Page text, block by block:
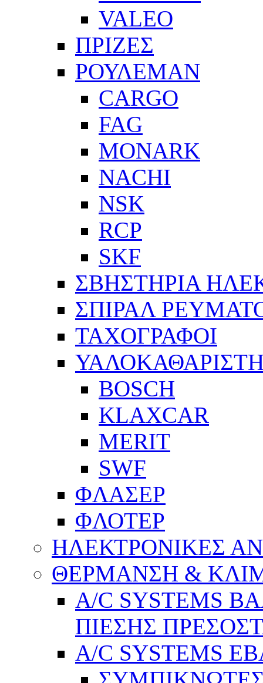
VALEO
ΠΡΙΖΕΣ
ΡΟΥΛΕΜΑΝ
CARGO
FAG
MONARK
NACHI
NSK
RCP
SKF
ΣΒΗΣΤΗΡΙΑ
ΣΠΙΡΑΛ
ΤΑΧΟΓΡΑΦΟΙ
BOSCH
KLAXCAR
MERIT
SWF
ΦΛΑΣΕΡ
ΦΛΟΤΕΡ
ΗΛΕΚΤΡΟΝΙΚΕΣ
ΘΕΡΜΑΝΣΗ &
A/C SYSTEMS
ΠΙΕΣΗΣ
A/C SYSTEMS